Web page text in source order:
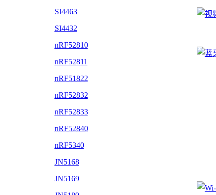
SI4463
SI4432
nRF52810
nRF52811
nRF51822
nRF52832
nRF52833
nRF52840
nRF5340
JN5168
JN5169